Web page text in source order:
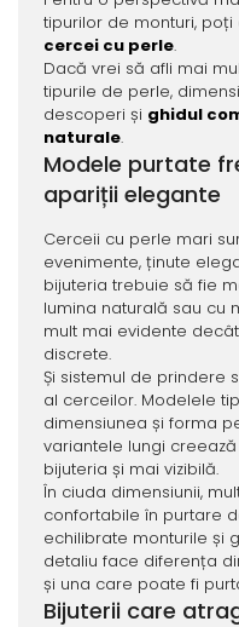
tipurilor de monturi,
cercei cu perle.
Dacă vrei să afli mai
tipurile de perle,
descoperi și ghidul
naturale.
Modele purtate
apariții elegante
Cerceii cu perle mari
evenimente, ținute
bijuteria trebuie să fie
lumina naturală sau cu
mult mai evidente
discrete.
Și sistemul de prindere
al cerceilor. Modelele
dimensiunea și forma
variantele lungi
bijuteria și mai vizibilă.
În ciuda dimensiunii,
confortabile în purtare
echilibrate monturile și
detaliu face diferența
și una care poate fi
Bijuterii care